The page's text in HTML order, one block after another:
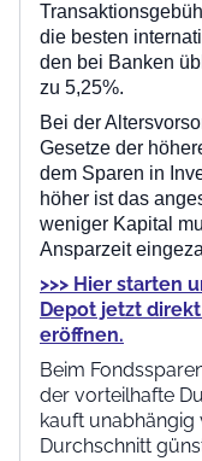
die besten
den bei Banken
zu 5,25%.
Bei der
Gesetze der
dem Sparen in
höher ist das
weniger Kapital
Ansparzeit
>>> Hier starten
Depot jetzt
eröffnen.
Beim
der vorteilhafte
kauft
Durchschnitt